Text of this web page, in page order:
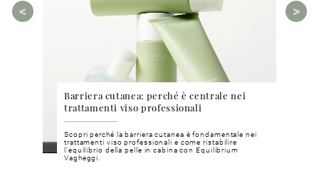
Barriera cutanea: perché è centrale nei
trattamenti viso professionali
Scopri perché la barriera cutanea è fondamentale nei
trattamenti viso professionali e come ristabilire
l’equilibrio della pelle in cabina con Equilibrium
Vagheggi.